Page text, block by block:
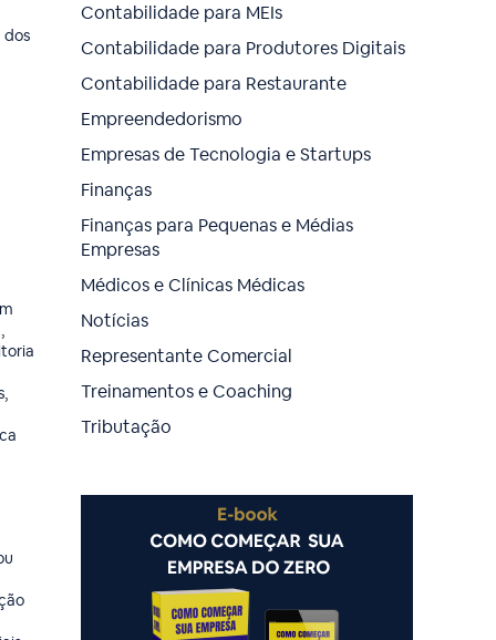
dos
Contabilidade para MEIs
Contabilidade para Produtores Digitais
Contabilidade para Restaurante
Empreendedorismo
Empresas de Tecnologia e Startups
Finanças
Finanças para Pequenas e Médias
Empresas
Médicos e Clínicas Médicas
Notícias
Representante Comercial
Treinamentos e Coaching
Tributação